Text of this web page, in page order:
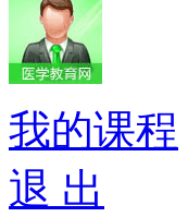
我的课程
退 出